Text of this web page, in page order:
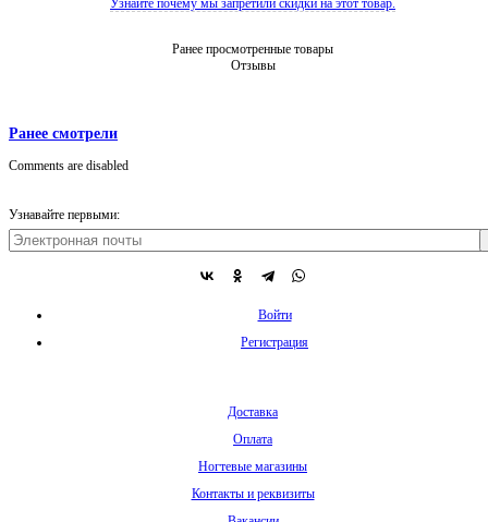
Узнайте почему мы запретили скидки на этот товар.
Ранее просмотренные товары
Отзывы
Ранее смотрели
Comments are disabled
Узнавайте первыми:
Войти
Регистрация
Доставка
Оплата
Ногтевые магазины
Контакты и реквизиты